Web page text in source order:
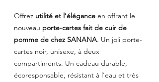
Offrez utilité et l’élégance en offrant le
nouveau porte-cartes fait de cuir de
pomme de chez SANANA. Un joli porte-
cartes noir, unisexe, à deux
compartiments. Un cadeau durable,
écoresponsable, résistant à l'eau et très